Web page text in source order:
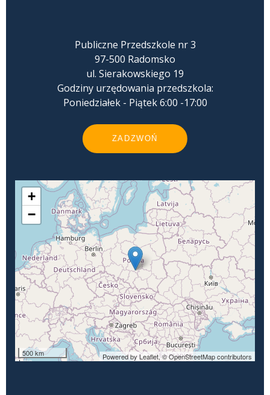
Publiczne Przedszkole nr 3
97-500 Radomsko
ul. Sierakowskiego 19
Godziny urzędowania przedszkola:
Poniedziałek - Piątek 6:00 -17:00
ZADZWOŃ
+
−
500 km Powered by Leaflet,© OpenStreetMap contributors